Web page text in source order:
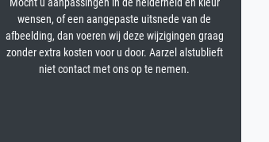
Mocht u aanpassingen in de helderheid en kleur
wensen, of een aangepaste uitsnede van de
afbeelding, dan voeren wij deze wijzigingen graag
zonder extra kosten voor u door. Aarzel alstublieft
niet contact met ons op te nemen.